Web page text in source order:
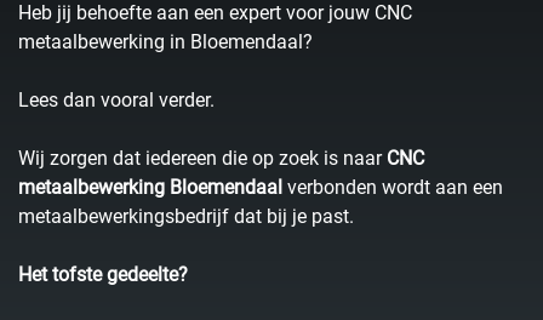
Heb jij behoefte aan een expert voor jouw CNC
metaalbewerking in Bloemendaal?
Lees dan vooral verder.
Wij zorgen dat iedereen die op zoek is naar CNC
metaalbewerking Bloemendaal verbonden wordt aan een
metaalbewerkingsbedrijf dat bij je past.
Het tofste gedeelte?